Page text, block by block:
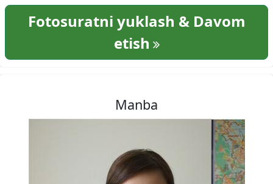
Fotosuratni yuklash & Davom
etish
Manba